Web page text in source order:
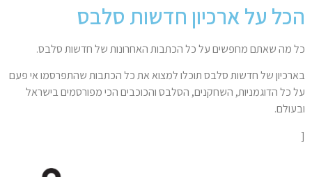
הכל על ארכיון חדשות סלבס
כל מה שאתם מחפשים על כל הכתבות האחרונות של חדשות סלבס.
בארכיון של חדשות סלבס תוכלו למצוא את כל הכתבות שהתפרסמו אי פעם
על כל הדוגמניות, השחקנים, הסלבס והכוכבים הכי מפורסמים בישראל
ובעולם.
[